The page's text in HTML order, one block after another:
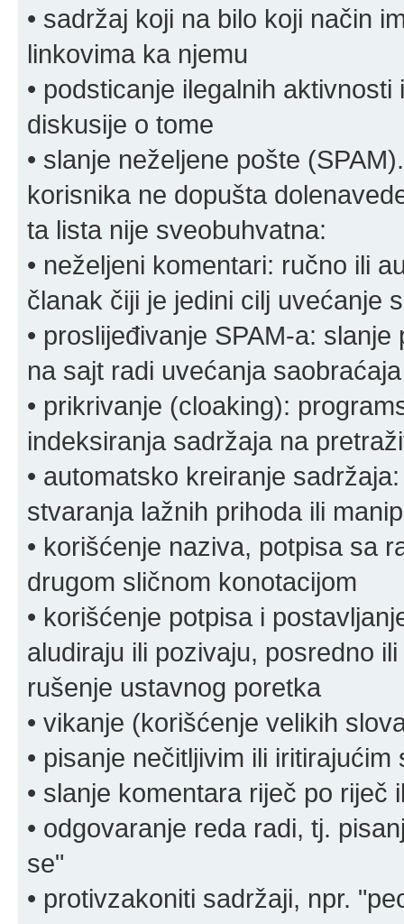
• sadržaj koji na bilo koji način
linkovima ka njemu
• podsticanje ilegalnih
diskusije o tome
• slanje neželjene pošte
korisnika ne dopušta
ta lista nije sveobuhvatna:
• neželjeni komentari: ručno ili
članak čiji je jedini cilj uvećanje
• proslijeđivanje SPAM-a:
na sajt radi uvećanja
• prikrivanje (cloaking):
indeksiranja sadržaja na
• automatsko kreiranje
stvaranja lažnih prihoda ili
• korišćenje naziva, potpisa sa
drugom sličnom konotacijom
• korišćenje potpisa i
aludiraju ili pozivaju, posredno
rušenje ustavnog poretka
• vikanje (korišćenje velikih
• pisanje nečitljivim ili iritirajućim
• slanje komentara riječ po riječ
• odgovaranje reda radi, tj.
se"
• protivzakoniti sadržaji, npr.